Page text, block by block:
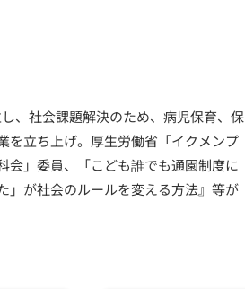
、社会課題解決のため、病児保育、保
を立ち上げ。厚生労働省「イクメンプ
会」委員、「こども誰でも通園制度に
」が社会のルールを変える方法』等が